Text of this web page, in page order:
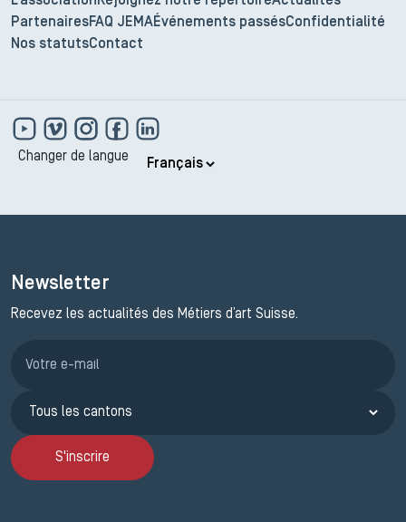
PartenairesFAQ JEMAÉvénements passésConfidentialité
Nos statutsContact
Changer de langue
Newsletter
Recevez les actualités des Métiers d’art Suisse.
S'inscrire